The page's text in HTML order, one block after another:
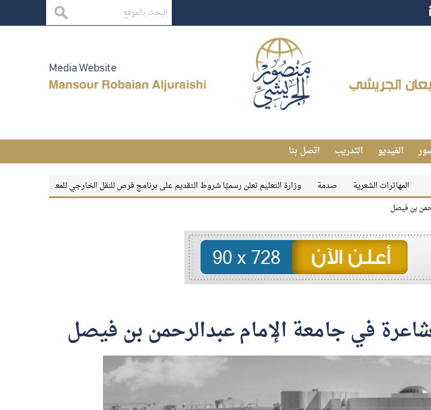
الفيديو التدريب اتصل بنا
وزارة التعليم تعلن رسميًا شروط التقديم على برنامج فرص للنقل الخارجي للمعلمين والمعلمات صدمة الشعرية
بن فيصل
في جامعة الإمام عبدالرحمن بن فيصل